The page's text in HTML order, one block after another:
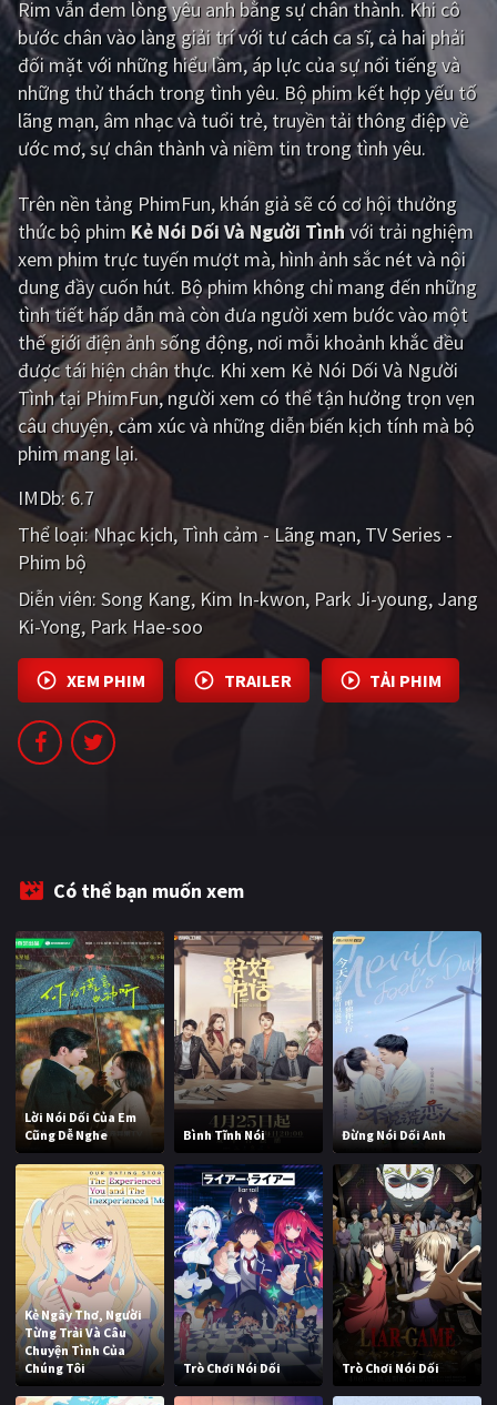
Giật gân Gia đình
Bí ẩn Lịch sử
Viễn Tây Tiểu sử
DramaTV
QUỐC GIA
Âu - Mỹ Trung Quốc - Hồng Kông
Hàn Quốc Nhật Bản
Ấn Độ Việt Nam
Tổng hợp
CẬP NHẬT
PHIM MỚI
PHIM BỘ
PHIM LẺ
TUYỂN TẬP PHIM
BLOG
Rim vẫn đem lòng yêu anh bằng sự chân thành. Khi cô
bước chân vào làng giải trí với tư cách ca sĩ, cả hai phải
đối mặt với những hiểu lầm, áp lực của sự nổi tiếng và
những thử thách trong tình yêu. Bộ phim kết hợp yếu tố
lãng mạn, âm nhạc và tuổi trẻ, truyền tải thông điệp về
ước mơ, sự chân thành và niềm tin trong tình yêu.
Trên nền tảng PhimFun, khán giả sẽ có cơ hội thưởng
thức bộ phim Kẻ Nói Dối Và Người Tìnhvới trải nghiệm
xem phim trực tuyến mượt mà, hình ảnh sắc nét và nội
dung đầy cuốn hút. Bộ phim không chỉ mang đến những
tình tiết hấp dẫn mà còn đưa người xem bước vào một
thế giới điện ảnh sống động, nơi mỗi khoảnh khắc đều
được tái hiện chân thực. Khi xem Kẻ Nói Dối Và Người
Tình tại PhimFun, người xem có thể tận hưởng trọn vẹn
câu chuyện, cảm xúc và những diễn biến kịch tính mà bộ
phim mang lại.
IMDb: 6.7
Thể loại:Nhạc kịch Tình cảm - Lãng mạn TV Series -
Phim bộ
Diễn viên: Song Kang Kim In-kwon Park Ji-young Jang
Ki-Yong Park Hae-soo
XEM PHIM TRAILER TẢI PHIM
Có thể bạn muốn xem
Lời Nói Dối Của Em
Cũng Dễ Nghe
Bình Tĩnh Nói Đừng Nói Dối Anh
Kẻ Ngây Thơ, Người
Từng Trải Và Câu
Chuyện Tình Của
Chúng Tôi
Trò Chơi Nói Dối Trò Chơi Nói Dối